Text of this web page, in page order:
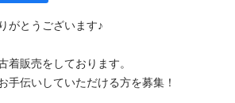
がとうございます♪
着販売をしております。
手伝いしていただける方を募集！